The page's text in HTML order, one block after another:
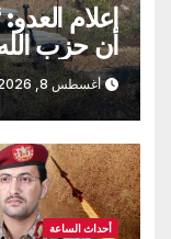
اعلام
أن حزب
الماضية
أغسطس 8, 2026
أحداث الساعة